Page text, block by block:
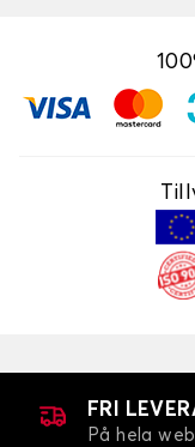
FRI
På hela